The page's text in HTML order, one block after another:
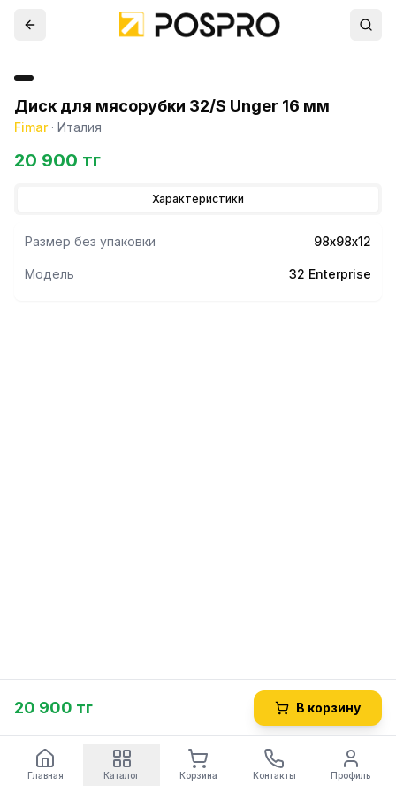
Диск для мясорубки 32/S Unger 16 мм
Fimar· Италия
20 900 тг
Характеристики
Размер без упаковки 98х98х12
Модель 32 Enterprise
20 900 тг В корзину
Главная Каталог Корзина Контакты Профиль